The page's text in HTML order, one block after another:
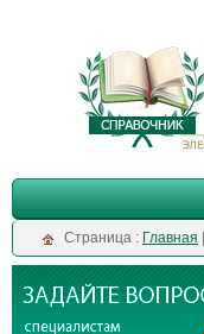
Cтраница : Главная